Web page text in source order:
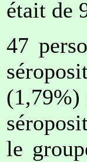
était de
47
(1,79%)
le